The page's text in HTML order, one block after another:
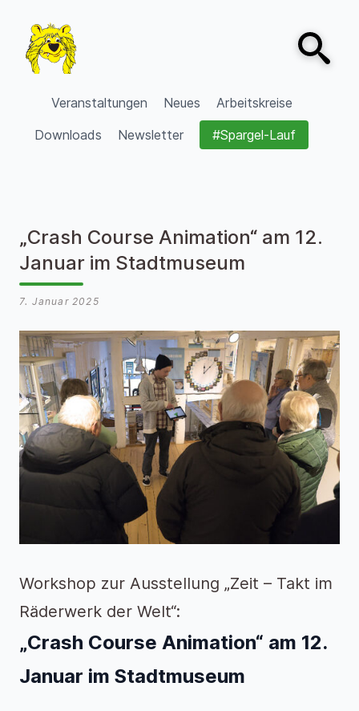
VVV Burgdorf
Veranstaltungen Neues
Arbeitskreise
Downloads
Newsletter #Spargel-Lauf
Open
„Crash Course Animation“ am 12.
Januar im Stadtmuseum
7. Januar 2025
Workshop zur Ausstellung „Zeit – Takt im
Räderwerk der Welt“:
„Crash Course Animation“ am 12.
Januar im Stadtmuseum